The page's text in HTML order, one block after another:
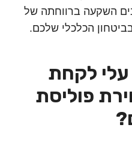
ברווחתה של
הכלכלי שלכם.
לקחת